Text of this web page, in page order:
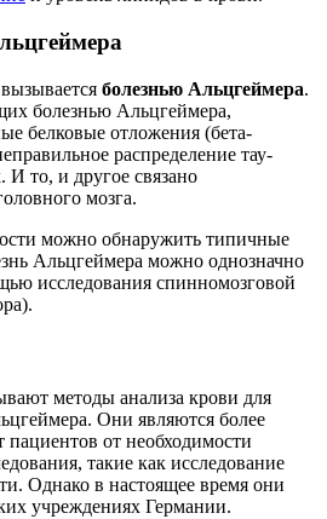
болезнью Альцгеймера.
болезнью Альцгеймера,
белковые отложения (бета-
распределение тау-
И то, и другое связано
мозга.
можно обнаружить типичные
Альцгеймера можно однозначно
исследования спинномозговой
методы анализа крови для
Они являются более
от необходимости
такие как исследование
Однако в настоящее время они
учреждениях Германии.